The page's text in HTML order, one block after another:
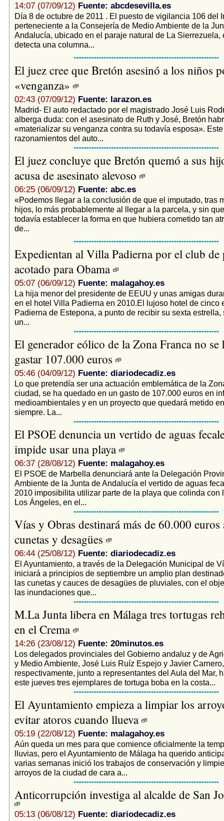
14:07 (07/09/12) Fuente: abcdesevilla.es
Día 8 de octubre de 2011 . El puesto de vigilancia 106 del
perteneciente a la Consejería de Medio Ambiente de la
Andalucía, ubicado en el paraje natural de La Sierrezuela,
detecta una columna...
El juez cree que Bretón asesinó a los niños
«venganza»
02:43 (07/09/12) Fuente: larazon.es
Madrid- El auto redactado por el magistrado José Luis
alberga duda: con el asesinato de Ruth y José, Bretón
«materializar su venganza contra su todavía esposa».
razonamientos del auto...
El juez concluye que Bretón quemó a sus
acusa de asesinato alevoso
06:25 (06/09/12) Fuente: abc.es
«Podemos llegar a la conclusión de que el imputado, tras
hijos, lo más probablemente al llegar a la parcela, y sin
todavía establecer la forma en que hubiera cometido tan
de...
Expedientan al Villa Padierna por el club de
acotado para Obama
05:07 (06/09/12) Fuente: malagahoy.es
La hija menor del presidente de EEUU y unas amigas
en el hotel Villa Padierna en 2010.El lujoso hotel de cinco
Padierna de Estepona, a punto de recibir su sexta estrella,
un...
El generador eólico de la Zona Franca no se
gastar 107.000 euros
05:46 (04/09/12) Fuente: diariodecadiz.es
Lo que pretendía ser una actuación emblemática de la
ciudad, se ha quedado en un gasto de 107.000 euros en
medioambientales y en un proyecto que quedará metido
siempre. La...
El PSOE denuncia un vertido de aguas
impide usar una playa
06:37 (28/08/12) Fuente: malagahoy.es
El PSOE de Marbella denunciará ante la Delegación
Ambiente de la Junta de Andalucía el vertido de aguas
2010 imposibilita utilizar parte de la playa que colinda con
Los Ángeles, en el...
Vías y Obras destinará más de 60.000
cunetas y desagües
06:44 (25/08/12) Fuente: diariodecadiz.es
El Ayuntamiento, a través de la Delegación Municipal de
iniciará a principios de septiembre un amplio plan
las cunetas y cauces de desagües de pluviales, con el
las inundaciones que...
M.La Junta libera en Málaga tres tortugas
en el Crema
14:26 (23/08/12) Fuente: 20minutos.es
Los delegados provinciales del Gobierno andaluz y de
y Medio Ambiente, José Luis Ruíz Espejo y Javier Carnero,
respectivamente, junto a representantes del Aula del Mar,
este jueves tres ejemplares de tortuga boba en la costa...
El Ayuntamiento empieza a limpiar los
evitar atoros cuando llueva
05:19 (22/08/12) Fuente: malagahoy.es
Aún queda un mes para que comience oficialmente la
lluvias, pero el Ayuntamiento de Málaga ha querido
varias semanas inició los trabajos de conservación y
arroyos de la ciudad de cara a...
Anticorrupción investiga al alcalde de San
05:13 (06/08/12) Fuente: diariodecadiz.es